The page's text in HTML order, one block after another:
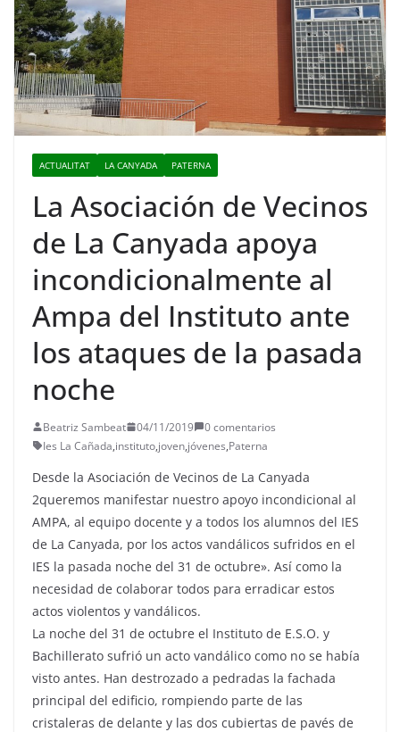
ACTUALITAT LA CANYADA PATERNA
La Asociación de Vecinos
de La Canyada apoya
incondicionalmente al
Ampa del Instituto ante
los ataques de la pasada
noche
Beatriz Sambeat 04/11/2019
0 comentarios
Ies La Cañada,instituto,joven,jóvenes,Paterna
Desde la Asociación de Vecinos de La Canyada
2queremos manifestar nuestro apoyo incondicional al
AMPA, al equipo docente y a todos los alumnos del IES
de La Canyada, por los actos vandálicos sufridos en el
IES la pasada noche del 31 de octubre». Así como la
necesidad de colaborar todos para erradicar estos
actos violentos y vandálicos.
La noche del 31 de octubre el Instituto de E.S.O. y
Bachillerato sufrió un acto vandálico como no se había
visto antes. Han destrozado a pedradas la fachada
principal del edificio, rompiendo parte de las
cristaleras de delante y las dos cubiertas de pavés de